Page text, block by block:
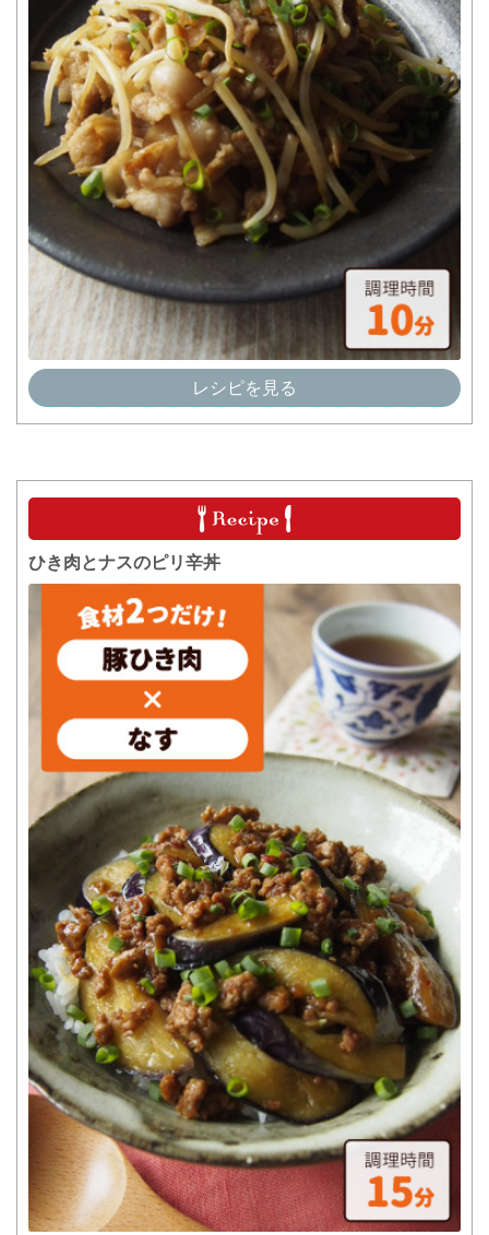
レシピを見る
ひき肉とナスのピリ辛丼